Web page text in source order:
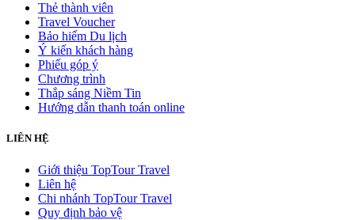
Thẻ thành viên
Travel Voucher
Bảo hiểm Du lịch
Ý kiến khách hàng
Phiếu góp ý
Chương trình
Thắp sáng Niềm Tin
Hướng dẫn thanh toán online
LIÊN HỆ
Giới thiệu TopTour Travel
Liên hệ
Chi nhánh TopTour Travel
Quy định bảo vệ